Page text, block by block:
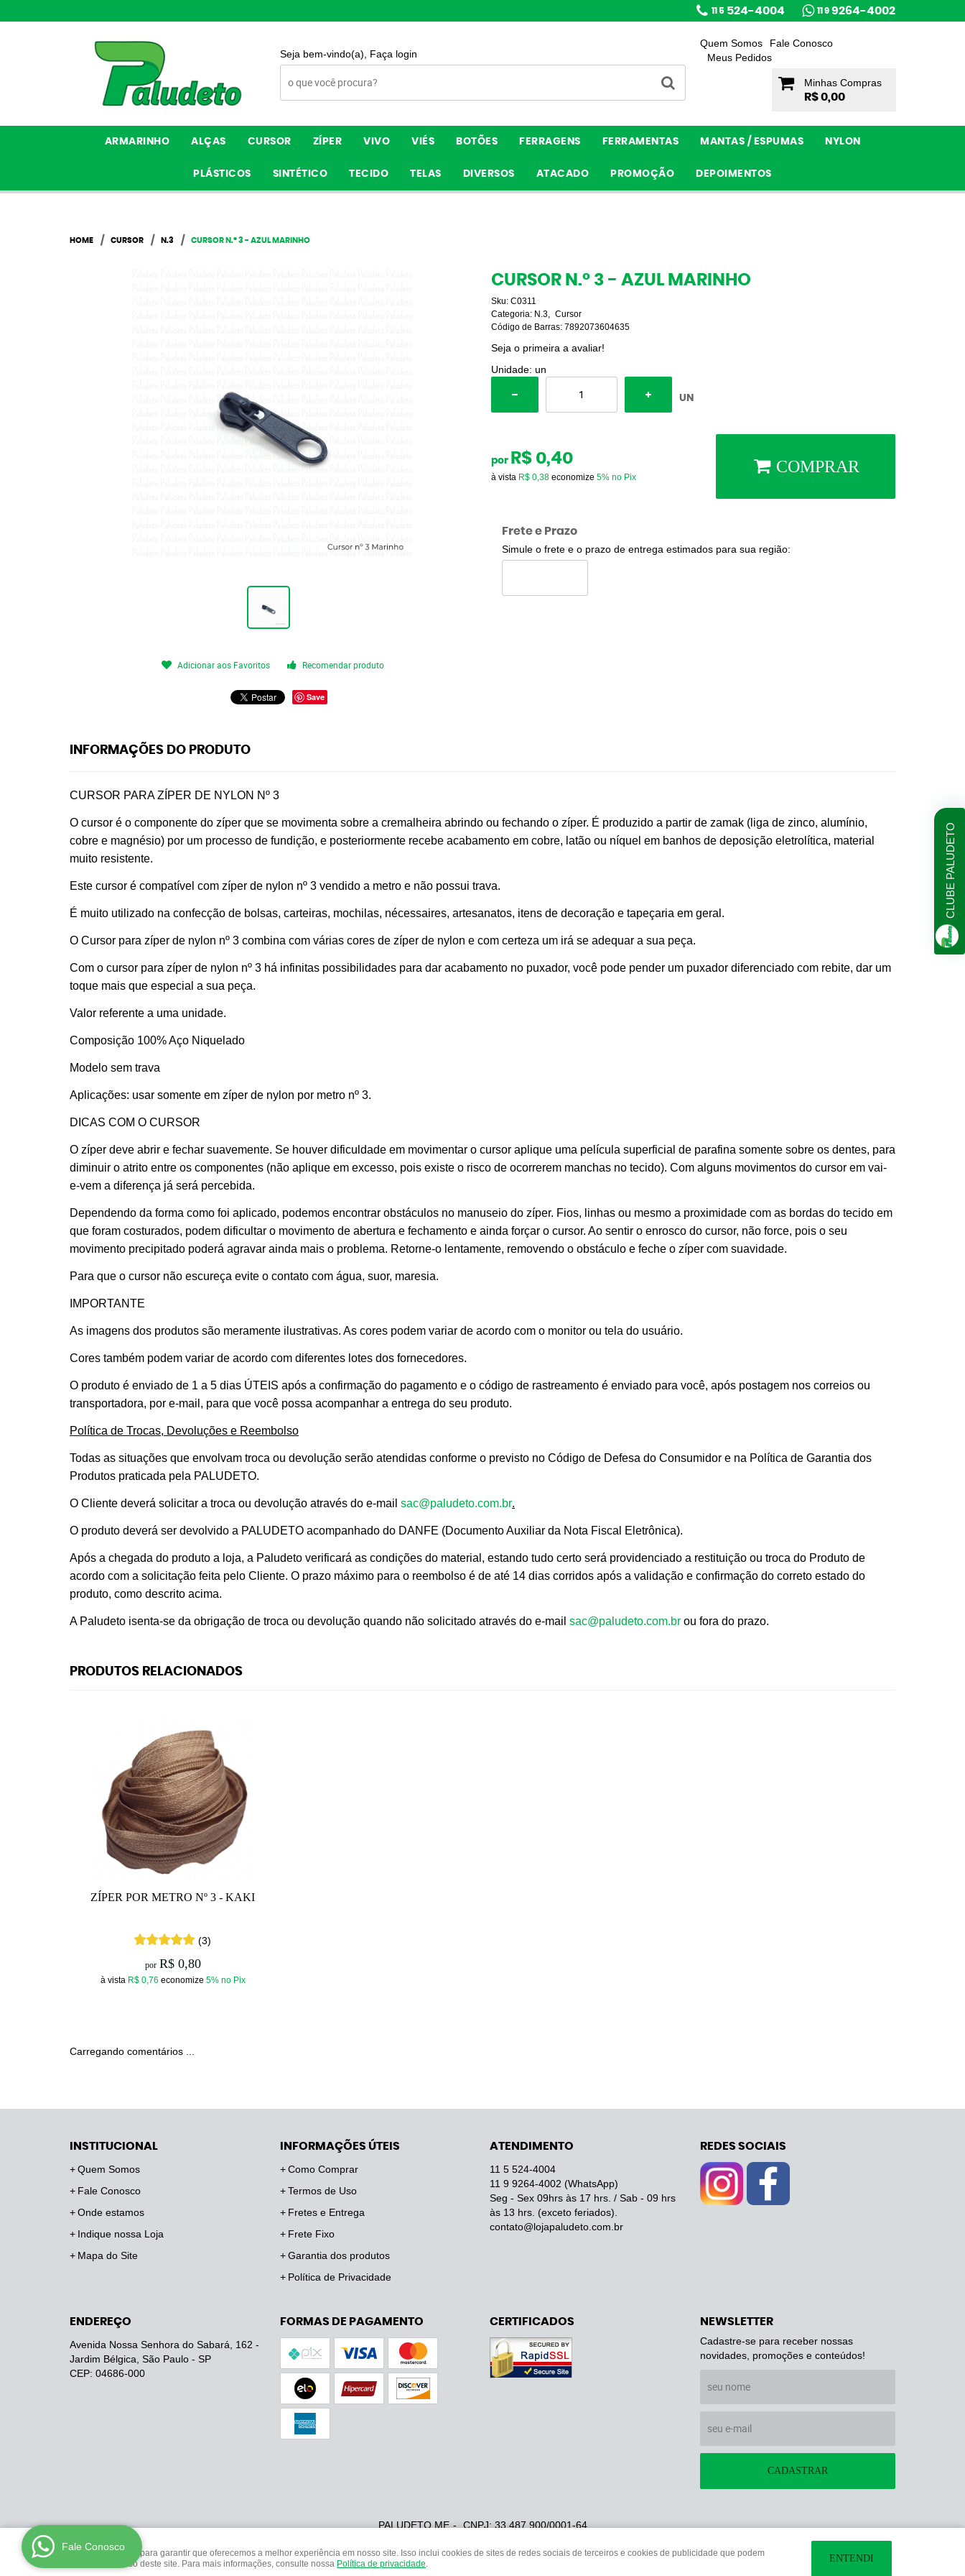
11 5 524-4004 11 9 9264-4002
Seja bem-vindo(a), Faça login
Quem Somos
Fale Conosco
Meus Pedidos
Minhas Compras
R$ 0,00
ARMARINHO ALÇAS CURSOR ZÍPER VIVO VIÉS BOTÕES FERRAGENS FERRAMENTAS MANTAS / ESPUMAS NYLON
PLÁSTICOS SINTÉTICO TECIDO TELAS DIVERSOS ATACADO PROMOÇÃO DEPOIMENTOS
HOME CURSOR N.3 CURSOR N.º 3 - AZUL MARINHO
Adicionar aos Favoritos Recomendar produto
Save
CURSOR N.º 3 - AZUL MARINHO
Sku: C0311
Categoria: N.3
Cursor
Código de Barras: 7892073604635
Seja o primeira a avaliar!
Unidade: un
UN
por R$ 0,40
à vista R$ 0,38economize 5% no Pix
COMPRAR
Frete e Prazo
Simule o frete e o prazo de entrega estimados para sua região:
INFORMAÇÕES DO PRODUTO
CURSOR PARA ZÍPER DE NYLON Nº 3
O cursor é o componente do zíper que se movimenta sobre a cremalheira abrindo ou fechando o zíper. É produzido a partir de zamak (liga de zinco, alumínio,
cobre e magnésio) por um processo de fundição, e posteriormente recebe acabamento em cobre, latão ou níquel em banhos de deposição eletrolítica, material
muito resistente.
Este cursor é compatível com zíper de nylon nº 3 vendido a metro e não possui trava.
É muito utilizado na confecção de bolsas, carteiras, mochilas, nécessaires, artesanatos, itens de decoração e tapeçaria em geral.
O Cursor para zíper de nylon nº 3 combina com várias cores de zíper de nylon e com certeza um irá se adequar a sua peça.
Com o cursor para zíper de nylon nº 3 há infinitas possibilidades para dar acabamento no puxador, você pode pender um puxador diferenciado com rebite, dar um
toque mais que especial a sua peça.
Valor referente a uma unidade.
Composição 100% Aço Niquelado
Modelo sem trava
Aplicações: usar somente em zíper de nylon por metro nº 3.
DICAS COM O CURSOR
O zíper deve abrir e fechar suavemente. Se houver dificuldade em movimentar o cursor aplique uma película superficial de parafina somente sobre os dentes, para
diminuir o atrito entre os componentes (não aplique em excesso, pois existe o risco de ocorrerem manchas no tecido). Com alguns movimentos do cursor em vai-
e-vem a diferença já será percebida.
Dependendo da forma como foi aplicado, podemos encontrar obstáculos no manuseio do zíper. Fios, linhas ou mesmo a proximidade com as bordas do tecido em
que foram costurados, podem dificultar o movimento de abertura e fechamento e ainda forçar o cursor. Ao sentir o enrosco do cursor, não force, pois o seu
movimento precipitado poderá agravar ainda mais o problema. Retorne-o lentamente, removendo o obstáculo e feche o zíper com suavidade.
Para que o cursor não escureça evite o contato com água, suor, maresia.
IMPORTANTE
As imagens dos produtos são meramente ilustrativas. As cores podem variar de acordo com o monitor ou tela do usuário.
Cores também podem variar de acordo com diferentes lotes dos fornecedores.
O produto é enviado de 1 a 5 dias ÚTEIS após a confirmação do pagamento e o código de rastreamento é enviado para você, após postagem nos correios ou
transportadora, por e-mail, para que você possa acompanhar a entrega do seu produto.
Política de Trocas, Devoluções e Reembolso
Todas as situações que envolvam troca ou devolução serão atendidas conforme o previsto no Código de Defesa do Consumidor e na Política de Garantia dos
Produtos praticada pela PALUDETO.
O Cliente deverá solicitar a troca ou devolução através do e-mail sac@paludeto.com.br.
O produto deverá ser devolvido a PALUDETO acompanhado do DANFE (Documento Auxiliar da Nota Fiscal Eletrônica).
Após a chegada do produto a loja, a Paludeto verificará as condições do material, estando tudo certo será providenciado a restituição ou troca do Produto de
acordo com a solicitação feita pelo Cliente. O prazo máximo para o reembolso é de até 14 dias corridos após a validação e confirmação do correto estado do
produto, como descrito acima.
A Paludeto isenta-se da obrigação de troca ou devolução quando não solicitado através do e-mail sac@paludeto.com.br ou fora do prazo.
PRODUTOS RELACIONADOS
ZÍPER POR METRO Nº 3 - KAKI
(3)
por R$ 0,80
à vista R$ 0,76 economize 5% no Pix
Carregando comentários ...
INSTITUCIONAL
Quem Somos
Fale Conosco
Onde estamos
Indique nossa Loja
Mapa do Site
INFORMAÇÕES ÚTEIS
Como Comprar
Termos de Uso
Fretes e Entrega
Frete Fixo
Garantia dos produtos
Política de Privacidade
ATENDIMENTO
11 5 524-4004
11 9 9264-4002 (WhatsApp)
Seg - Sex 09hrs às 17 hrs. / Sab - 09 hrs
às 13 hrs. (exceto feriados).
contato@lojapaludeto.com.br
REDES SOCIAIS
ENDEREÇO
Avenida Nossa Senhora do Sabará, 162 -
Jardim Bélgica, São Paulo - SP
CEP: 04686-000
FORMAS DE PAGAMENTO CERTIFICADOS
NEWSLETTER
Cadastre-se para receber nossas
novidades, promoções e conteúdos!
CADASTRAR
PALUDETO ME CNPJ: 33.487.900/0001-64
LOJA VIRTUAL CRIADA POR
Usamos cookies para garantir que oferecemos a melhor experiência em nosso site. Isso inclui cookies de sites de redes sociais de terceiros e cookies de publicidade que podem
analisar seu uso deste site. Para mais informações, consulte nossa Política de privacidade. ENTENDI
Fale Conosco
CLUBE PALUDETO